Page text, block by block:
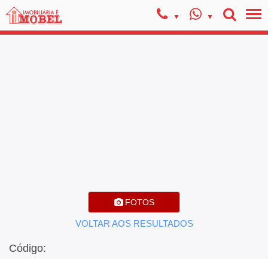
FOTOS
VOLTAR AOS RESULTADOS
Código: